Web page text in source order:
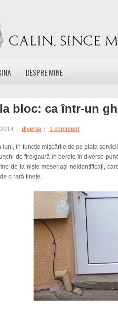
DESPRE MINE
bloc: ca într-un
diverse 1 comment
luni, în funcție mișcările de pe piața
de fire/gaură în perete în diverse
de la niște meseriași neidentificați,
o rară finețe.